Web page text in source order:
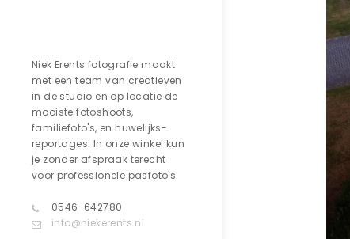
Niek Erents fotografie maakt
met een team van creatieven
in de studio en op locatie de
mooiste fotoshoots,
familiefoto's, en huwelijks-
reportages. In onze winkel kun
je zonder afspraak terecht
voor professionele pasfoto's.
0546-642780
info@niekerents.nl